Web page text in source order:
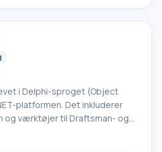
i Delphi-sproget (Object
platformen. Det inkluderer
og værktøjer til Draftsman- og
med Pascal